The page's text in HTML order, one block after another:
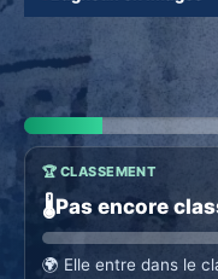
💬 THE TOWN LOUNGE
Talk with
Everyone in their
‹
🏆 CLASSEMENT
🌡️Pas encore
🌍 Elle entre dans le